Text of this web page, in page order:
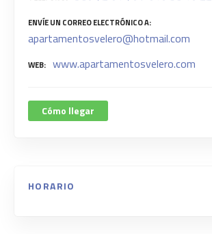
ENVÍE UN CORREO ELECTRÓNICO A
apartamentosvelero@hotmail.com
WEB www.apartamentosvelero.com
Cómo llegar
HORARIO